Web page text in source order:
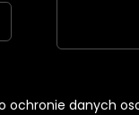
danych